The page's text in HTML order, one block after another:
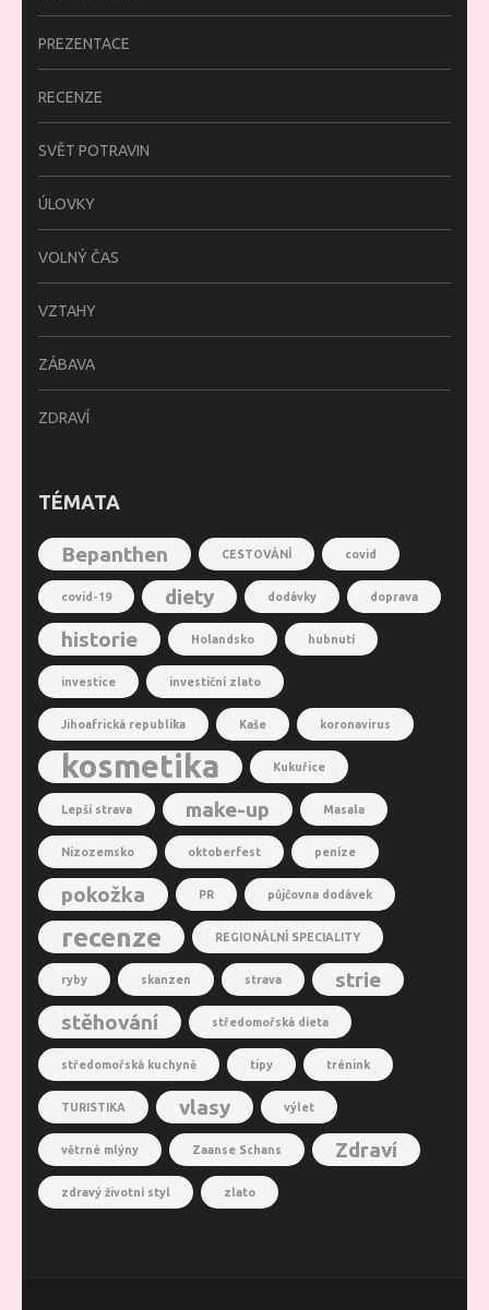
PREZENTACE
RECENZE
SVĚT POTRAVIN
ÚLOVKY
VOLNÝ ČAS
VZTAHY
ZÁBAVA
ZDRAVÍ
TÉMATA
Bepanthen CESTOVÁNÍ covid
covid-19 diety dodávky doprava
historie Holandsko hubnutí
investice investiční zlato
Jihoafrická republika Kaše koronavirus
kosmetika Kukuřice
Lepší strava make-up Masala
Nizozemsko oktoberfest peníze
pokožka PR půjčovna dodávek
recenze REGIONÁLNÍ SPECIALITY
ryby skanzen strava
strie
stěhování
středomořská dieta
středomořská kuchyně tipy trénink
TURISTIKA vlasy výlet
větrné mlýny Zaanse Schans Zdraví
zdravý životní styl zlato